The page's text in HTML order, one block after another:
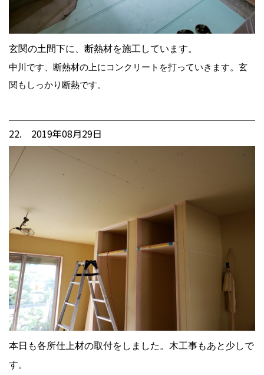
玄関の土間下に、断熱材を施工しています。
中川です、断熱材の上にコンクリートを打っていきます。玄
関もしっかり断熱です。
22. 2019年08月29日
本日も各所仕上材の取付をしました。木工事もあと少しで
す。